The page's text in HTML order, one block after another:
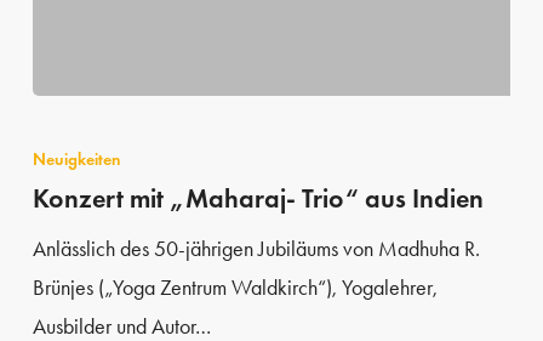
mit
„Maharaj-
Indien
Neuigkeiten
Konzert mit „Maharaj- Trio“ aus Indien
Anlässlich des 50-jährigen Jubiläums von Madhuha R.
Brünjes („Yoga Zentrum Waldkirch“), Yogalehrer,
Ausbilder und Autor…